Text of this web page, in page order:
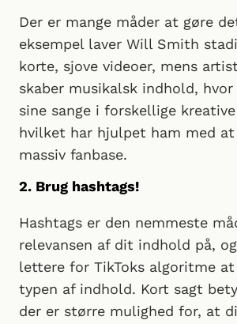
Der er mange måder at gøre
eksempel laver Will Smith
korte, sjove videoer, mens
skaber musikalsk indhold,
sine sange i forskellige
hvilket har hjulpet ham med at
massiv fanbase.
2. Brug hashtags!
Hashtags er den nemmeste
relevansen af dit indhold på,
lettere for TikToks algoritme
typen af indhold. Kort sagt
der er større mulighed for, at